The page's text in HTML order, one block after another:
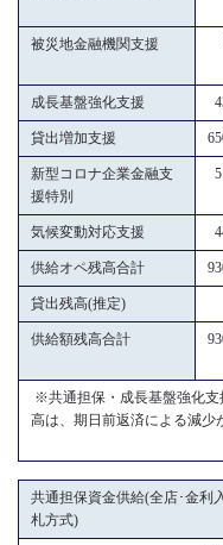
被災地金融機関支援
成長基盤強化支援
貸出増加支援
新型コロナ企業金融支
援特別
気候変動対応支援
供給オペ残高合計
貸出残高(推定)
供給額残高合計
※共通担保・成長基盤強化支
高は、期日前返済による減少
共通担保資金供給(全店･金利
札方式)